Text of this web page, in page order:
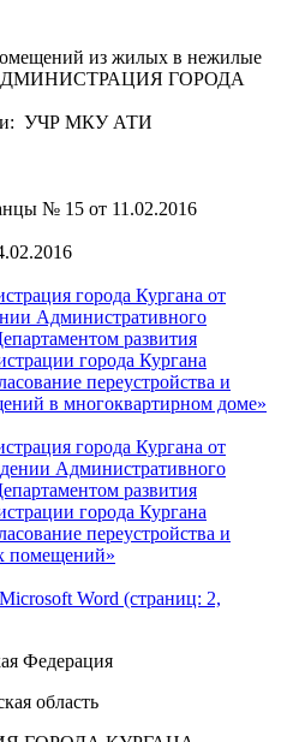
из жилых в нежилые
ГОРОДА
УЧР МКУ АТИ
№ 15 от 11.02.2016
города Кургана от
Административного
развития
города Кургана
переустройства и
в многоквартирном доме»
города Кургана от
Административного
развития
города Кургана
переустройства и
помещений»
Word (страниц: 2,
Федерация
область